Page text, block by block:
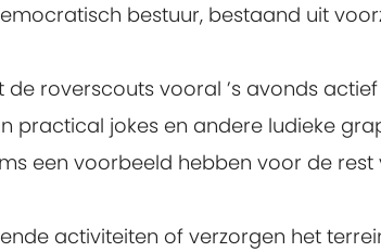
bestuur, bestaand uit
roverscouts vooral ’s avonds
jokes en andere ludieke
een voorbeeld hebben voor de rest
activiteiten of verzorgen het